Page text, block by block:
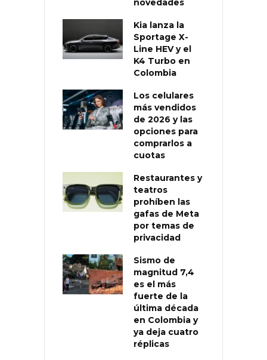
Kia lanza la
Sportage X-
Line HEV y el
K4 Turbo en
Colombia
Los celulares
más vendidos
de 2026 y las
opciones para
comprarlos a
cuotas
Restaurantes y
teatros
prohíben las
gafas de Meta
por temas de
privacidad
Sismo de
magnitud 7,4
es el más
fuerte de la
última década
en Colombia y
ya deja cuatro
réplicas